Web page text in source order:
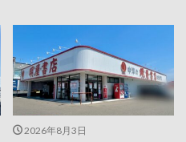
2026年8月3日